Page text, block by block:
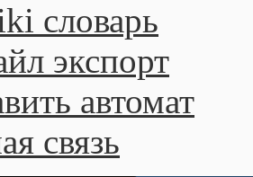
словарь
экспорт
автомат
связь